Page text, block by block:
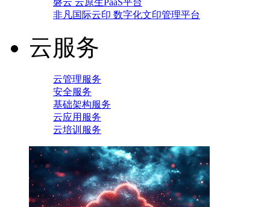
磐云 云原生PaaS平台
非凡国际云印 数字化文印管理平台
云服务
云管理服务
安全服务
基础架构服务
云应用服务
云培训服务